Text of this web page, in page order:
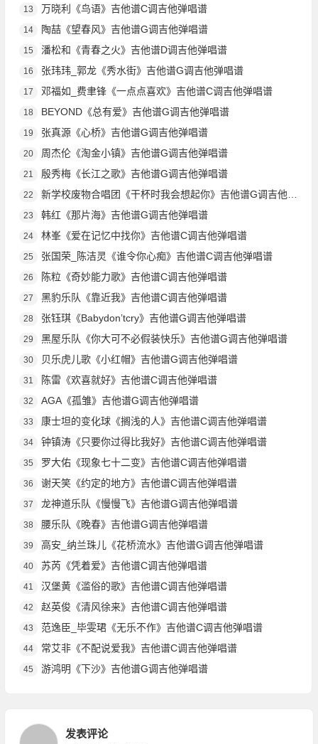
13 万晓利《鸟语》吉他谱C调吉他弹唱谱
14 陶喆《望春风》吉他谱G调吉他弹唱谱
15 潘松和《青春之火》吉他谱D调吉他弹唱谱
16 张玮玮_郭龙《秀水街》吉他谱G调吉他弹唱谱
17 邓福如_费聿锋《一点点喜欢》吉他谱C调吉他弹唱谱
18 BEYOND《总有爱》吉他谱G调吉他弹唱谱
19 张真源《心桥》吉他谱G调吉他弹唱谱
20 周杰伦《淘金小镇》吉他谱G调吉他弹唱谱
21 殷秀梅《长江之歌》吉他谱G调吉他弹唱谱
22 新学校废物合唱团《干杯时我会想起你》吉他谱G调吉他弹唱谱
23 韩红《那片海》吉他谱G调吉他弹唱谱
24 林峯《爱在记忆中找你》吉他谱C调吉他弹唱谱
25 张国荣_陈洁灵《谁令你心痴》吉他谱C调吉他弹唱谱
26 陈粒《奇妙能力歌》吉他谱C调吉他弹唱谱
27 黑豹乐队《靠近我》吉他谱C调吉他弹唱谱
28 张钰琪《Babydon’tcry》吉他谱G调吉他弹唱谱
29 黑屋乐队《你大可不必假装快乐》吉他谱G调吉他弹唱谱
30 贝乐虎儿歌《小红帽》吉他谱G调吉他弹唱谱
31 陈雷《欢喜就好》吉他谱C调吉他弹唱谱
32 AGA《孤雏》吉他谱G调吉他弹唱谱
33 康士坦的变化球《搁浅的人》吉他谱C调吉他弹唱谱
34 钟镇涛《只要你过得比我好》吉他谱C调吉他弹唱谱
35 罗大佑《现象七十二变》吉他谱C调吉他弹唱谱
36 谢天笑《约定的地方》吉他谱C调吉他弹唱谱
37 龙神道乐队《慢慢飞》吉他谱G调吉他弹唱谱
38 腰乐队《晚春》吉他谱G调吉他弹唱谱
39 高安_纳兰珠儿《花桥流水》吉他谱G调吉他弹唱谱
40 苏芮《凭着爱》吉他谱C调吉他弹唱谱
41 汉堡黄《滥俗的歌》吉他谱C调吉他弹唱谱
42 赵英俊《清风徐来》吉他谱C调吉他弹唱谱
43 范逸臣_毕雯珺《无乐不作》吉他谱C调吉他弹唱谱
44 常艾非《不配说爱我》吉他谱C调吉他弹唱谱
45 游鸿明《下沙》吉他谱G调吉他弹唱谱
发表评论